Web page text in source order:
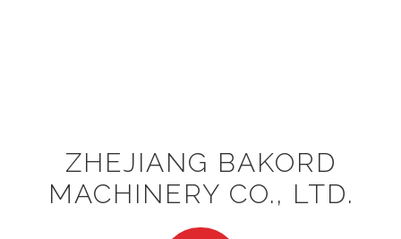
ZHEJIANG BAKORD
MACHINERY CO., LTD.